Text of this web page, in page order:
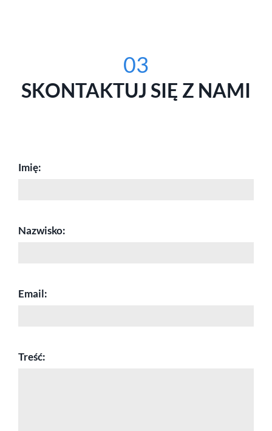
03
SKONTAKTUJ SIĘ Z NAMI
Imię:
Nazwisko:
Email:
Treść: